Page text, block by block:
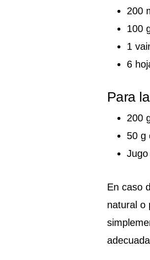
200
100
1
6
Para
200
50 g
En caso
natural o